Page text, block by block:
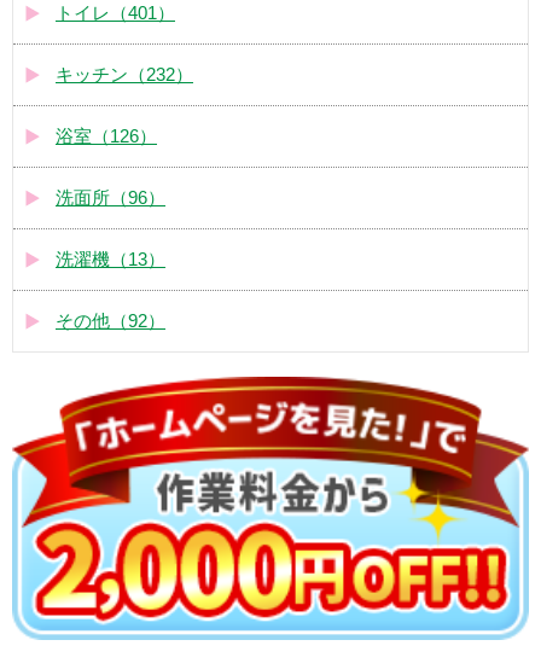
トイレ（401）
キッチン（232）
浴室（126）
洗面所（96）
洗濯機（13）
その他（92）